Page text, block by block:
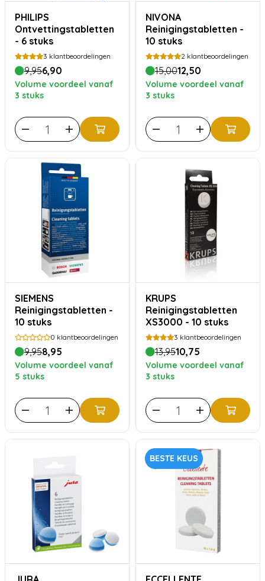
PHILIPS
Ontvettingstabletten
- 6 stuks
3 klantbeoordelingen
9,956,90
Volume voordeel vanaf
3 stuks
NIVONA
Reinigingstabletten -
10 stuks
2 klantbeoordelingen
15,0012,50
Volume voordeel vanaf
3 stuks
SIEMENS
Reinigingstabletten -
10 stuks
0 klantbeoordelingen
9,958,95
Volume voordeel vanaf
5 stuks
KRUPS
Reinigingstabletten
XS3000 - 10 stuks
3 klantbeoordelingen
13,9510,75
Volume voordeel vanaf
3 stuks
BESTE KEUS